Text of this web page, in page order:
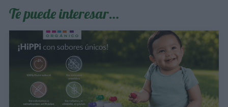
Te puede interesar…